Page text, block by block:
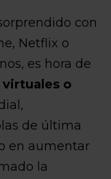
con
Netflix o
es hora de
o
de última
en aumentar
la